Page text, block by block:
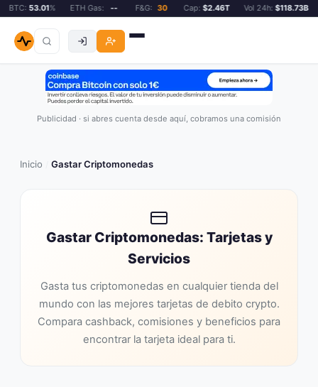
53.01 % ETH Gas: -- F&G: 30 Cap: $2.46T Vol 24h: $118.73B
Publicidad · si abres cuenta desde aquí, cobramos una comisión
Inicio Gastar Criptomonedas
Gastar Criptomonedas: Tarjetas y
Servicios
Gasta tus criptomonedas en cualquier tienda del
mundo con las mejores tarjetas de debito crypto.
Compara cashback, comisiones y beneficios para
encontrar la tarjeta ideal para ti.